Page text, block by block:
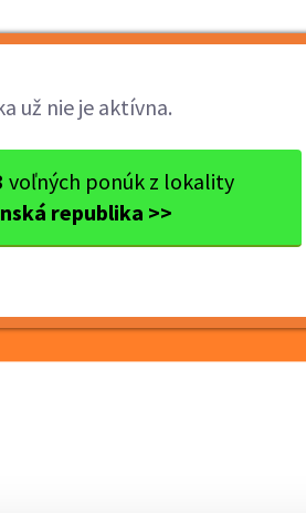
už nie je aktívna.
voľných ponúk z lokality
republika >>
Moderátor/ka Hospodského Kvízu
Kvízu